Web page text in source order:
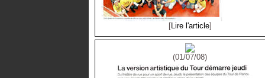
[Lire l'article]
(01/07/08)